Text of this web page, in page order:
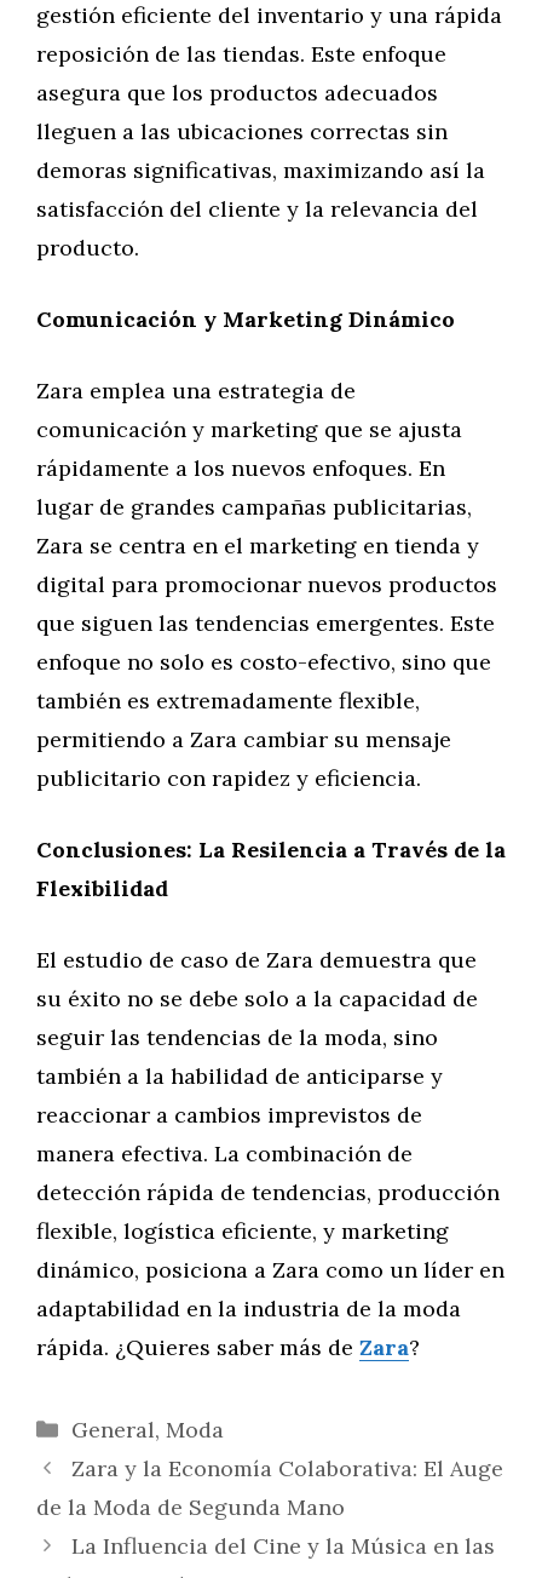
gestión eficiente del inventario y una rápida
reposición de las tiendas. Este enfoque
asegura que los productos adecuados
lleguen a las ubicaciones correctas sin
demoras significativas, maximizando así la
satisfacción del cliente y la relevancia del
producto.
Comunicación y Marketing Dinámico
Zara emplea una estrategia de
comunicación y marketing que se ajusta
rápidamente a los nuevos enfoques. En
lugar de grandes campañas publicitarias,
Zara se centra en el marketing en tienda y
digital para promocionar nuevos productos
que siguen las tendencias emergentes. Este
enfoque no solo es costo-efectivo, sino que
también es extremadamente flexible,
permitiendo a Zara cambiar su mensaje
publicitario con rapidez y eficiencia.
Conclusiones: La Resilencia a Través de la
Flexibilidad
El estudio de caso de Zara demuestra que
su éxito no se debe solo a la capacidad de
seguir las tendencias de la moda, sino
también a la habilidad de anticiparse y
reaccionar a cambios imprevistos de
manera efectiva. La combinación de
detección rápida de tendencias, producción
flexible, logística eficiente, y marketing
dinámico, posiciona a Zara como un líder en
adaptabilidad en la industria de la moda
rápida. ¿Quieres saber más de Zara?
Categorías
General, Moda
Zara y la Economía Colaborativa: El Auge
de la Moda de Segunda Mano
La Influencia del Cine y la Música en las